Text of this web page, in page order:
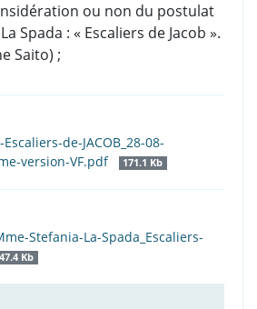
ou non du postulat
Spada : « Escaliers de Jacob ».
Saito) ;
de-JACOB_28-08-
version-VF.pdf
171.1 Kb
Stefania-La-Spada_Escaliers-
Kb